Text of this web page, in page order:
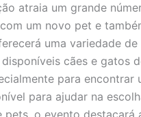
atraia um grande
um novo pet e
uma variedade
cães e gatos
para
para ajudar na